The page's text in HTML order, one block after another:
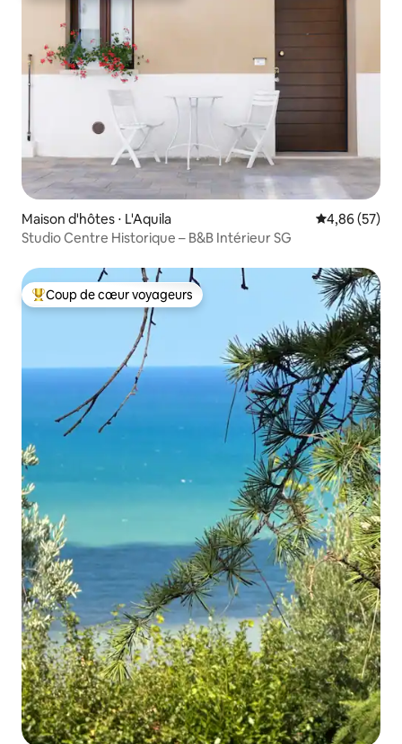
Maison d'hôtes ⋅ L'Aquila Évaluation
4,86 (57)
Studio Centre Historique – B&B Intérieur SG
Coups de cœur voyageurs les plus appréciés
Coup de cœur voyageurs